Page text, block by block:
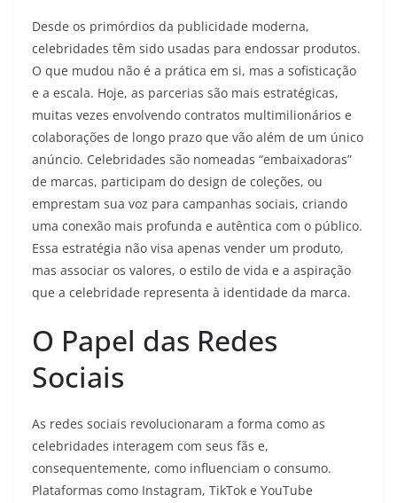
Desde os primórdios da publicidade moderna,
celebridades têm sido usadas para endossar produtos.
O que mudou não é a prática em si, mas a sofisticação
e a escala. Hoje, as parcerias são mais estratégicas,
muitas vezes envolvendo contratos multimilionários e
colaborações de longo prazo que vão além de um único
anúncio. Celebridades são nomeadas “embaixadoras”
de marcas, participam do design de coleções, ou
emprestam sua voz para campanhas sociais, criando
uma conexão mais profunda e autêntica com o público.
Essa estratégia não visa apenas vender um produto,
mas associar os valores, o estilo de vida e a aspiração
que a celebridade representa à identidade da marca.
O Papel das Redes
Sociais
As redes sociais revolucionaram a forma como as
celebridades interagem com seus fãs e,
consequentemente, como influenciam o consumo.
Plataformas como Instagram, TikTok e YouTube